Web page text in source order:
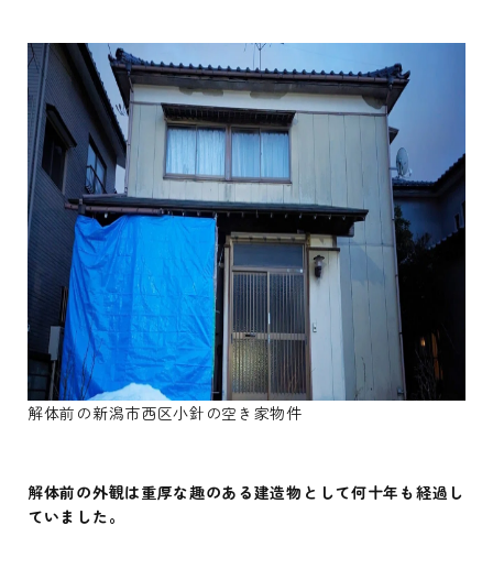
解体前の新潟市西区小針の空き家物件
解体前の外観は重厚な趣のある建造物として何十年も経過し
ていました。